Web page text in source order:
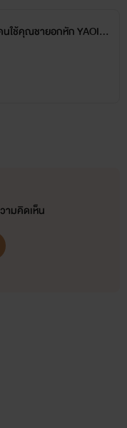
คุณชายอกหัก YAOI
ามคิดเห็น